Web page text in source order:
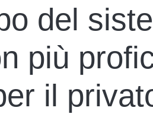
del
più
il